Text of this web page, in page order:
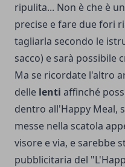
ripulita... Non è che è
precise e fare due fori
tagliarla secondo le
sacco) e sarà possibile
Ma se ricordate l'altro
delle lenti affinché
dentro all'Happy Meal,
messe nella scatola
visore e via, e sarebbe
pubblicitaria del